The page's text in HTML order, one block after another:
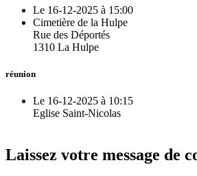
Le 16-12-2025 à 15:00
Cimetière de la Hulpe
Rue des Déportés
1310 La Hulpe
réunion
Le 16-12-2025 à 10:15
Eglise Saint-Nicolas
Laissez votre message de